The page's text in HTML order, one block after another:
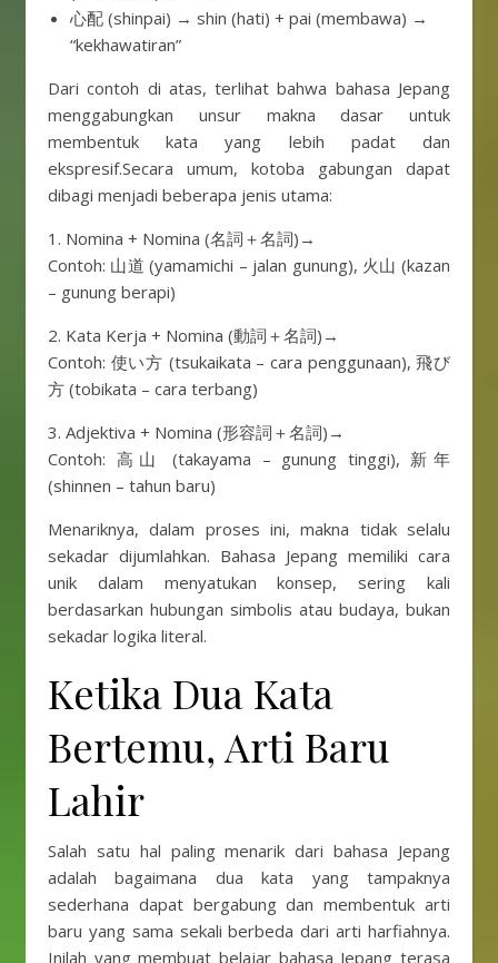
心配 (shinpai) → shin (hati) + pai (membawa) →
“kekhawatiran”
Dari contoh di atas, terlihat bahwa bahasa Jepang
menggabungkan unsur makna dasar untuk
membentuk kata yang lebih padat dan
ekspresif.Secara umum, kotoba gabungan dapat
dibagi menjadi beberapa jenis utama:
1. Nomina + Nomina (名詞＋名詞)→
Contoh: 山道 (yamamichi – jalan gunung), 火山 (kazan
– gunung berapi)
2. Kata Kerja + Nomina (動詞＋名詞)→
Contoh: 使い方 (tsukaikata – cara penggunaan), 飛び
方 (tobikata – cara terbang)
3. Adjektiva + Nomina (形容詞＋名詞)→
Contoh: 高山 (takayama – gunung tinggi), 新年
(shinnen – tahun baru)
Menariknya, dalam proses ini, makna tidak selalu
sekadar dijumlahkan. Bahasa Jepang memiliki cara
unik dalam menyatukan konsep, sering kali
berdasarkan hubungan simbolis atau budaya, bukan
sekadar logika literal.
Ketika Dua Kata
Bertemu, Arti Baru
Lahir
Salah satu hal paling menarik dari bahasa Jepang
adalah bagaimana dua kata yang tampaknya
sederhana dapat bergabung dan membentuk arti
baru yang sama sekali berbeda dari arti harfiahnya.
Inilah yang membuat belajar bahasa Jepang terasa